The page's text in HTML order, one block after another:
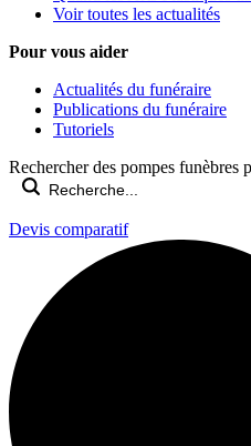
Voir toutes les actualités
Pour vous aider
Actualités du funéraire
Publications du funéraire
Tutoriels
Rechercher des pompes funèbres
Devis comparatif